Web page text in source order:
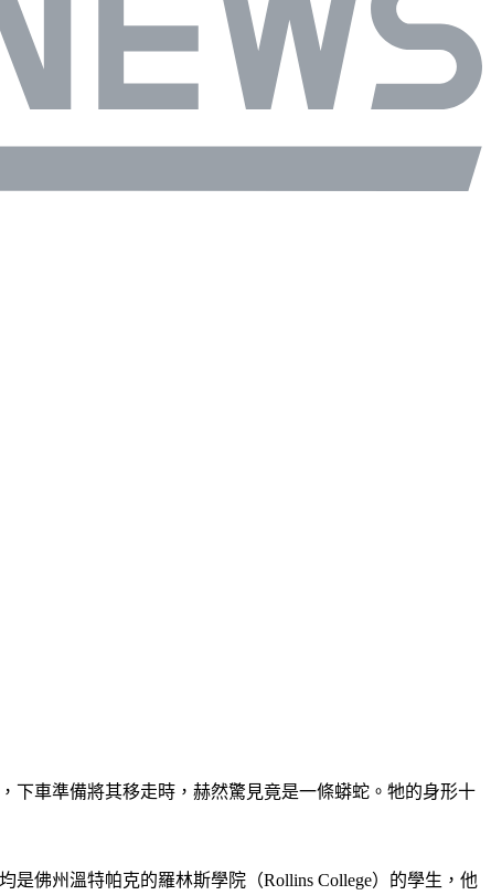
下車準備將其移走時，赫然驚見竟是一條蟒蛇。牠的身形十
是佛州溫特帕克的羅林斯學院（Rollins College）的學生，他